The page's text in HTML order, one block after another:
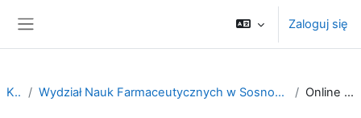
Zaloguj się
Kursy Wydział Nauk Farmaceutycznych w Sosnowcu/Faculty of Pharmaceutical Sciences in Sosnowiec Online Live Webinars